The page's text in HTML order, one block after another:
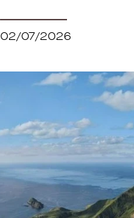
02/07/2026